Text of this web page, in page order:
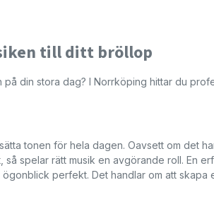
till ditt bröllop
din stora dag? I Norrköping hittar du
tonen för hela dagen. Oavsett om det
spelar rätt musik en avgörande roll. En
perfekt. Det handlar om att skapa